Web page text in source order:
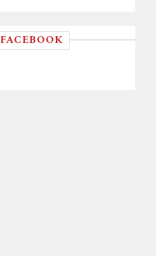
FACEBOOK